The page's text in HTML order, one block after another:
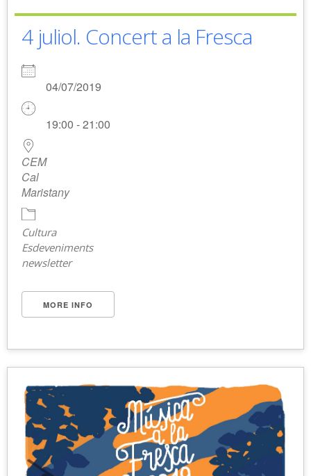
4 juliol. Concert a la Fresca
04/07/2019
19:00 - 21:00
CEM
Cal
Maristany
Cultura
Esdeveniments
newsletter
MORE INFO